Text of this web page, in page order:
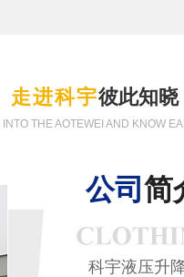
走进科宇彼此知晓
THE AOTEWEI AND KNOW
公司简
科宇液压升